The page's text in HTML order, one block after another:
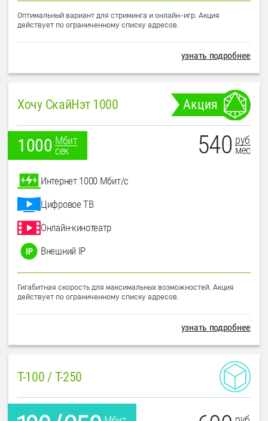
Оптимальный вариант для стриминга и онлайн-игр. Акция
действует по ограниченному списку адресов.
узнать подробнее
Хочу СкайНэт 1000 Акция
1000 Мбит
сек
540 руб
мес
Интернет 1000 Мбит/с
Цифровое ТВ
Онлайн-кинотеатр
Внешний IP
Гигабитная скорость для максимальных возможностей. Акция
действует по ограниченному списку адресов.
узнать подробнее
T-100 / T-250